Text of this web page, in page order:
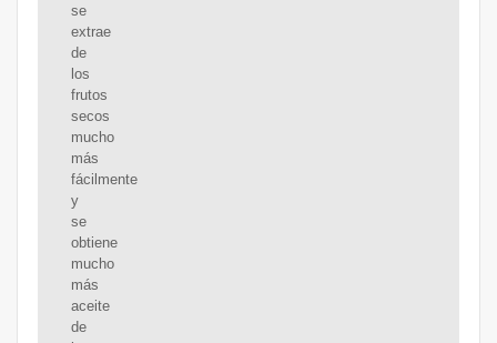
se
extrae
de
los
frutos
secos
mucho
más
fácilmente
y
se
obtiene
mucho
más
aceite
de